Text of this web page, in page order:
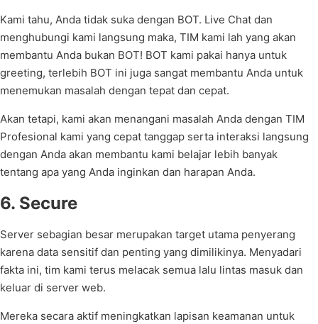
Kami tahu, Anda tidak suka dengan BOT. Live Chat dan
menghubungi kami langsung maka, TIM kami lah yang akan
membantu Anda bukan BOT! BOT kami pakai hanya untuk
greeting, terlebih BOT ini juga sangat membantu Anda untuk
menemukan masalah dengan tepat dan cepat.
Akan tetapi, kami akan menangani masalah Anda dengan TIM
Profesional kami yang cepat tanggap serta interaksi langsung
dengan Anda akan membantu kami belajar lebih banyak
tentang apa yang Anda inginkan dan harapan Anda.
6. Secure
Server sebagian besar merupakan target utama penyerang
karena data sensitif dan penting yang dimilikinya. Menyadari
fakta ini, tim kami terus melacak semua lalu lintas masuk dan
keluar di server web.
Mereka secara aktif meningkatkan lapisan keamanan untuk